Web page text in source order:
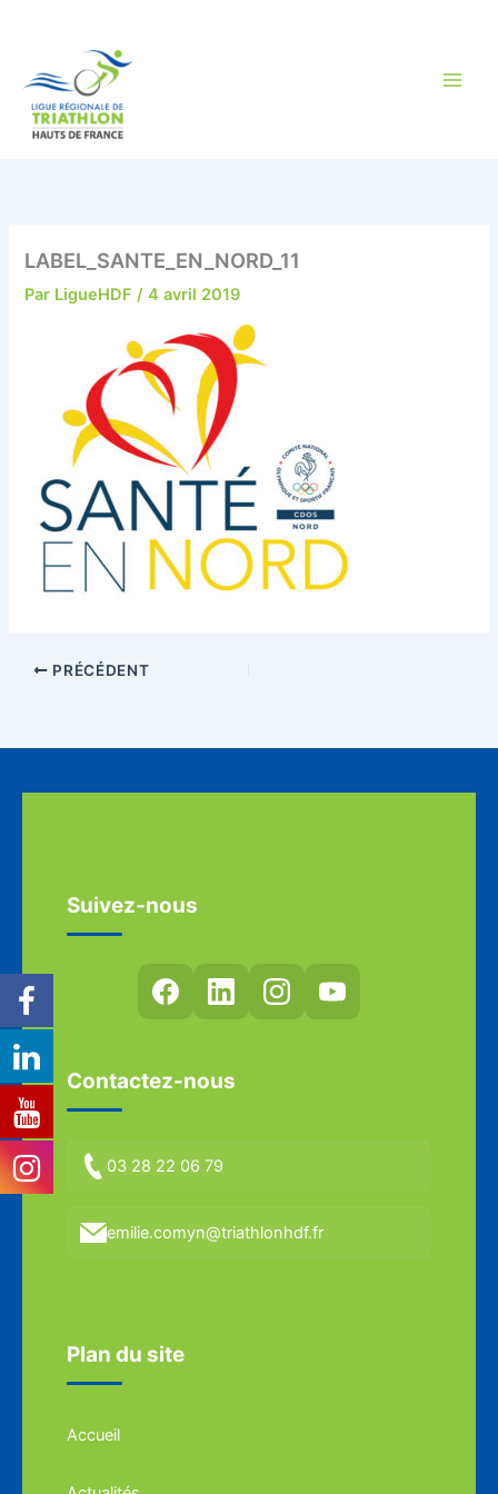
LABEL_SANTE_EN_NORD_11
Par LigueHDF/4 avril 2019
PRÉCÉDENT
Suivez-nous
Contactez-nous
03 28 22 06 79
emilie.comyn@triathlonhdf.fr
Plan du site
Accueil